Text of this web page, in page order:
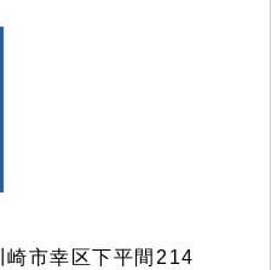
市幸区下平間214